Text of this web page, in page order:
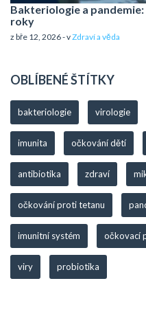
Bakteriologie a
roky
z bře 12, 2026 - vZdraví a věda
OBLÍBENÉ ŠTÍTKY
bakteriologie virologie
imunita očkování dětí
antibiotika zdraví
očkování proti tetanu
imunitní systém očkovací
viry probiotika